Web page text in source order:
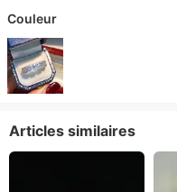
Couleur
Articles similaires